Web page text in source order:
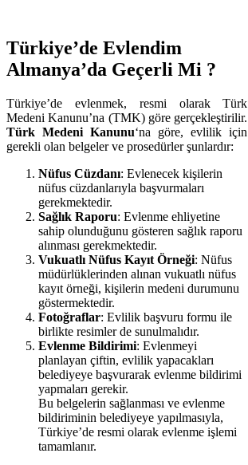
Türkiye’de Evlendim
Almanya’da Geçerli Mi ?
Türkiye’de evlenmek, resmi olarak Türk
Medeni Kanunu’na (TMK) göre gerçekleştirilir.
Türk Medeni Kanunu‘na göre, evlilik için
gerekli olan belgeler ve prosedürler şunlardır:
Nüfus Cüzdanı: Evlenecek kişilerin
nüfus cüzdanlarıyla başvurmaları
gerekmektedir.
Sağlık Raporu: Evlenme ehliyetine
sahip olunduğunu gösteren sağlık raporu
alınması gerekmektedir.
Vukuatlı Nüfus Kayıt Örneği: Nüfus
müdürlüklerinden alınan vukuatlı nüfus
kayıt örneği, kişilerin medeni durumunu
göstermektedir.
Fotoğraflar: Evlilik başvuru formu ile
birlikte resimler de sunulmalıdır.
Evlenme Bildirimi: Evlenmeyi
planlayan çiftin, evlilik yapacakları
belediyeye başvurarak evlenme bildirimi
yapmaları gerekir.
Bu belgelerin sağlanması ve evlenme
bildiriminin belediyeye yapılmasıyla,
Türkiye’de resmi olarak evlenme işlemi
tamamlanır.